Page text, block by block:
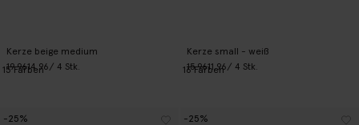
Kerze beige medium
19.9614.96/ 4 Stk.
15Farben
Kerze small - weiß
15.9611.96/ 4 Stk.
16Farben
-25% -25%